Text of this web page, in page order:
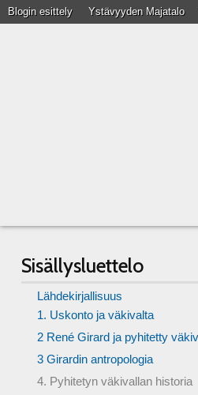
Blogin esittely Ystävyyden Majatalo
Sisällysluettelo
Lähdekirjallisuus
1. Uskonto ja väkivalta
2 René Girard ja pyhitetty
3 Girardin antropologia
4. Pyhitetyn väkivallan historia